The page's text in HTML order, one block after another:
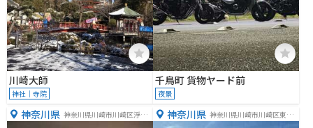
川崎大師
神社｜寺院
千鳥町 貨物ヤード前
夜景
神奈川県 神奈川県川崎市川崎区浮島
神奈川県 神奈川県川崎市川崎区東扇